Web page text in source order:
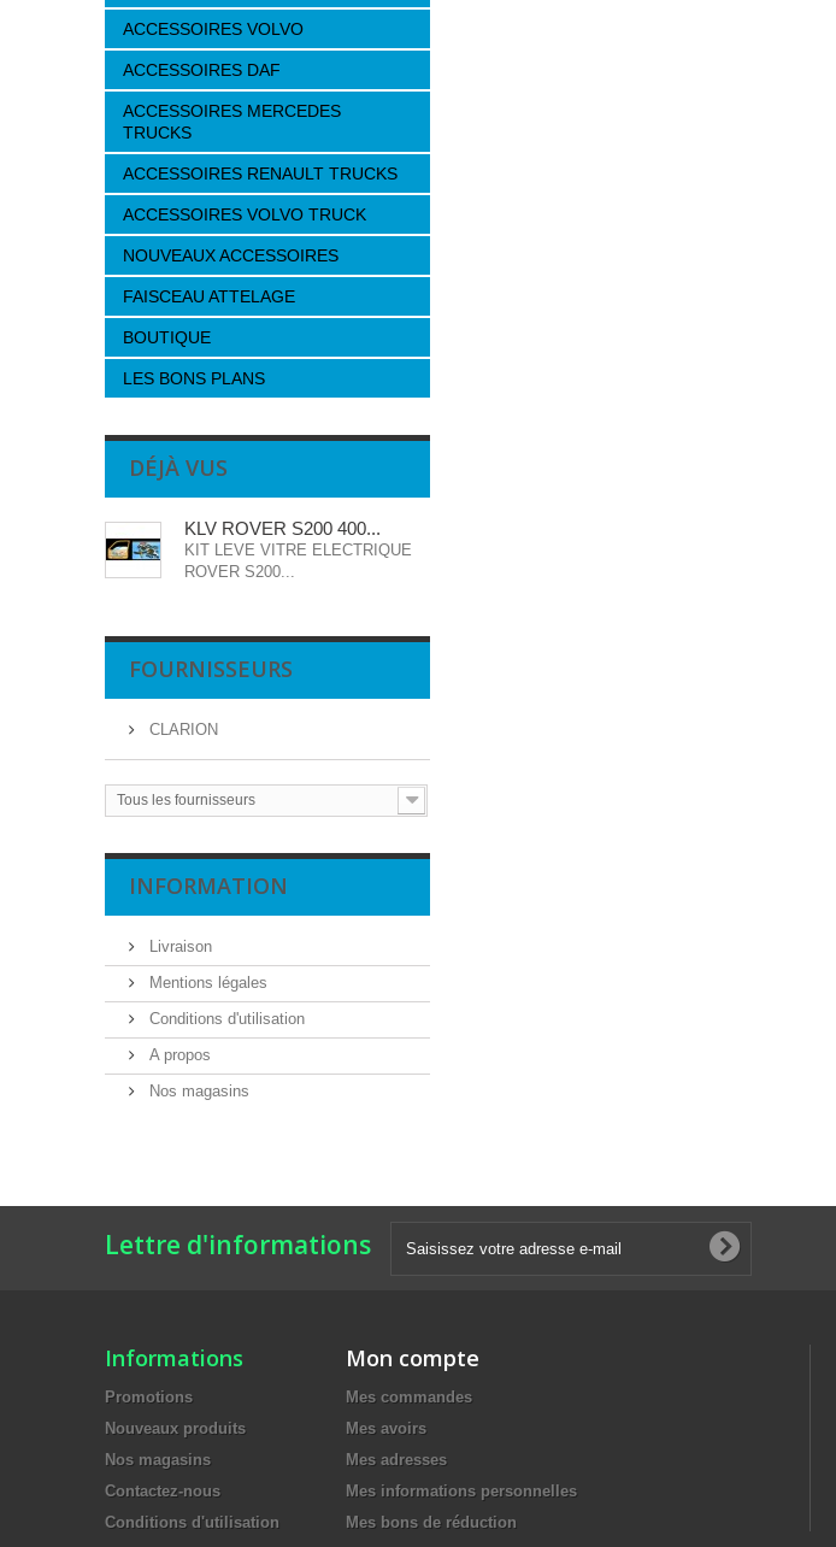
ACCESSOIRES VOLVO
ACCESSOIRES DAF
ACCESSOIRES MERCEDES
TRUCKS
ACCESSOIRES RENAULT TRUCKS
ACCESSOIRES VOLVO TRUCK
NOUVEAUX ACCESSOIRES
FAISCEAU ATTELAGE
BOUTIQUE
LES BONS PLANS
DÉJÀ VUS
KLV ROVER S200 400...
KIT LEVE VITRE ELECTRIQUE
ROVER S200...
FOURNISSEURS
CLARION
Tous les fournisseurs
INFORMATION
Livraison
Mentions légales
Conditions d'utilisation
A propos
Nos magasins
Lettre d'informations
Informations
Promotions
Nouveaux produits
Nos magasins
Contactez-nous
Conditions d'utilisation
Mon compte
Mes commandes
Mes avoirs
Mes adresses
Mes informations personnelles
Mes bons de réduction